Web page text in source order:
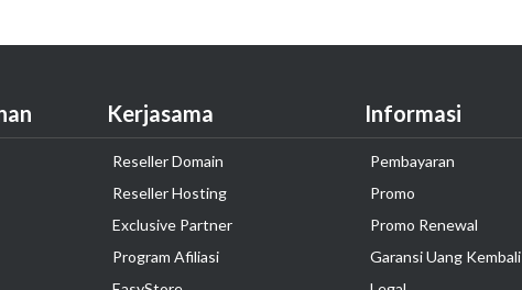
Kerjasama
Reseller Domain
Reseller Hosting
Exclusive Partner
Program Afiliasi
Informasi
Pembayaran
Promo
Promo Renewal
Garansi Uang Kembali